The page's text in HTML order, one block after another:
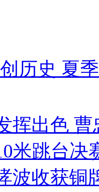
历史 夏
挥出色
米跳台决
波收获铜